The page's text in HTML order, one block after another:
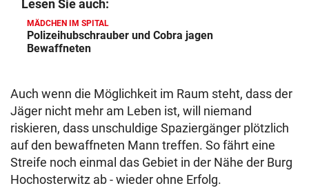
Lesen Sie auch:
MÄDCHEN IM SPITAL
Polizeihubschrauber und Cobra jagen
Bewaffneten
Auch wenn die Möglichkeit im Raum steht, dass der
Jäger nicht mehr am Leben ist, will niemand
riskieren, dass unschuldige Spaziergänger plötzlich
auf den bewaffneten Mann treffen. So fährt eine
Streife noch einmal das Gebiet in der Nähe der Burg
Hochosterwitz ab - wieder ohne Erfolg.